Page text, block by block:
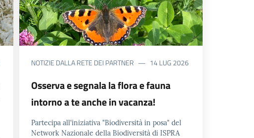
NOTIZIE DALLA RETE DEI PARTNER 14 LUG 2026
Osserva e segnala la flora e fauna
intorno a te anche in vacanza!
Partecipa all'iniziativa "Biodiversità in posa" del
Network Nazionale della Biodiversità di ISPRA